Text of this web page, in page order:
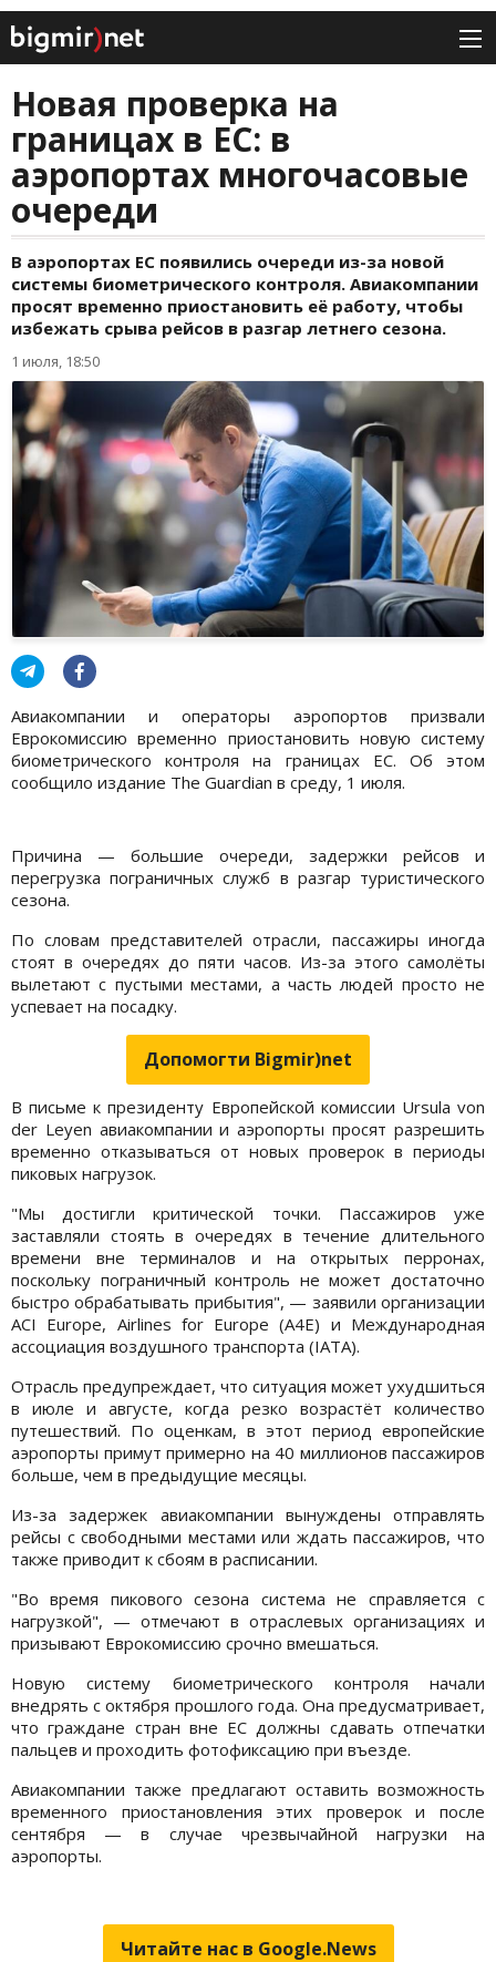
Новая проверка на
границах в ЕС: в
аэропортах многочасовые
очереди
В аэропортах ЕС появились очереди из-за новой
системы биометрического контроля. Авиакомпании
просят временно приостановить её работу, чтобы
избежать срыва рейсов в разгар летнего сезона.
1 июля, 18:50
Авиакомпании и операторы аэропортов призвали
Еврокомиссию временно приостановить новую систему
биометрического контроля на границах ЕС. Об этом
сообщило издание The Guardian в среду, 1 июля.
Причина — большие очереди, задержки рейсов и
перегрузка пограничных служб в разгар туристического
сезона.
По словам представителей отрасли, пассажиры иногда
стоят в очередях до пяти часов. Из-за этого самолёты
вылетают с пустыми местами, а часть людей просто не
успевает на посадку.
Допомогти Bigmir)net
В письме к президенту Европейской комиссии Ursula von
der Leyen авиакомпании и аэропорты просят разрешить
временно отказываться от новых проверок в периоды
пиковых нагрузок.
"Мы достигли критической точки. Пассажиров уже
заставляли стоять в очередях в течение длительного
времени вне терминалов и на открытых перронах,
поскольку пограничный контроль не может достаточно
быстро обрабатывать прибытия", — заявили организации
ACI Europe, Airlines for Europe (A4E) и Международная
ассоциация воздушного транспорта (IATA).
Отрасль предупреждает, что ситуация может ухудшиться
в июле и августе, когда резко возрастёт количество
путешествий. По оценкам, в этот период европейские
аэропорты примут примерно на 40 миллионов пассажиров
больше, чем в предыдущие месяцы.
Из-за задержек авиакомпании вынуждены отправлять
рейсы с свободными местами или ждать пассажиров, что
также приводит к сбоям в расписании.
"Во время пикового сезона система не справляется с
нагрузкой", — отмечают в отраслевых организациях и
призывают Еврокомиссию срочно вмешаться.
Новую систему биометрического контроля начали
внедрять с октября прошлого года. Она предусматривает,
что граждане стран вне ЕС должны сдавать отпечатки
пальцев и проходить фотофиксацию при въезде.
Авиакомпании также предлагают оставить возможность
временного приостановления этих проверок и после
сентября — в случае чрезвычайной нагрузки на
аэропорты.
Читайте нас в Google.News